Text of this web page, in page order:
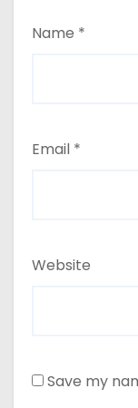
Name *
Email *
Website
Save my